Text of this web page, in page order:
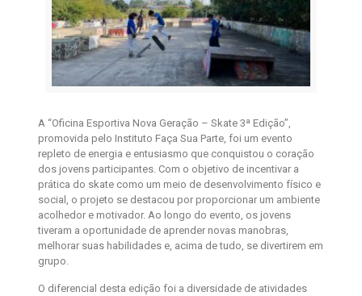
A “Oficina Esportiva Nova Geração – Skate 3ª Edição”,
promovida pelo Instituto Faça Sua Parte, foi um evento
repleto de energia e entusiasmo que conquistou o coração
dos jovens participantes. Com o objetivo de incentivar a
prática do skate como um meio de desenvolvimento físico e
social, o projeto se destacou por proporcionar um ambiente
acolhedor e motivador. Ao longo do evento, os jovens
tiveram a oportunidade de aprender novas manobras,
melhorar suas habilidades e, acima de tudo, se divertirem em
grupo.
O diferencial desta edição foi a diversidade de atividades